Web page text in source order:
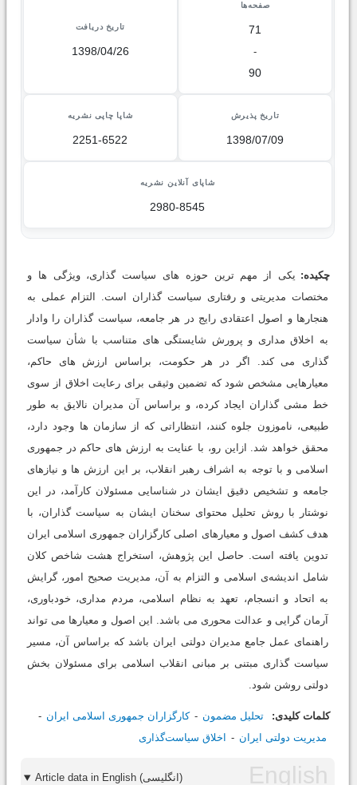
صفحه‌ها
71
-
90
تاریخ دریافت
1398/04/26
تاریخ پذیرش
1398/07/09
شاپا چاپی نشریه
2251-6522
شاپای آنلاین نشریه
2980-8545
چکیده: یکی از مهم ترین حوزه های سیاست گذاری، ویژگی ها و
مختصات مدیریتی و رفتاری سیاست گذاران است. التزام عملی به
هنجارها و اصول اعتقادی رایج در هر جامعه، سیاست گذاران را وادار
به اخلاق مداری و پرورش شایستگی های متناسب با شأن سیاست
گذاری می کند. اگر در هر حکومت، براساس ارزش های حاکم،
معیارهایی مشخص شود که تضمین وثیقی برای رعایت اخلاق از سوی
خط مشی گذاران ایجاد کرده، و براساس آن مدیران نالایق به طور
طبیعی، ناموزون جلوه کنند، انتظاراتی که از سازمان ها وجود دارد،
محقق خواهد شد. ازاین رو، با عنایت به ارزش های حاکم در جمهوری
اسلامی و با توجه به اشراف رهبر انقلاب، بر این ارزش ها و نیازهای
جامعه و تشخیص دقیق ایشان در شناسایی مسئولان کارآمد، در این
نوشتار با روش تحلیل محتوای سخنان ایشان به سیاست گذاران، با
هدف کشف اصول و معیارهای اصلی کارگزاران جمهوری اسلامی ایران
تدوین یافته است. حاصل این پژوهش، استخراج هشت شاخص کلان
شامل اندیشه‌ی اسلامی و التزام به آن، مدیریت صحیح امور، گرایش
به اتحاد و انسجام، تعهد به نظام اسلامی، مردم مداری، خودباوری،
آرمان گرایی و عدالت محوری می باشد. این اصول و معیارها می تواند
راهنمای عمل جامع مدیران دولتی ایران باشد که براساس آن، مسیر
سیاست گذاری مبتنی بر مبانی انقلاب اسلامی برای مسئولان بخش
دولتی روشن شود.
کلمات کلیدی: تحلیل مضمون
کارگزاران جمهوری اسلامی ایران
مدیریت دولتی ایران
اخلاق سیاست‌گذاری
Article data in English (انگلیسی)